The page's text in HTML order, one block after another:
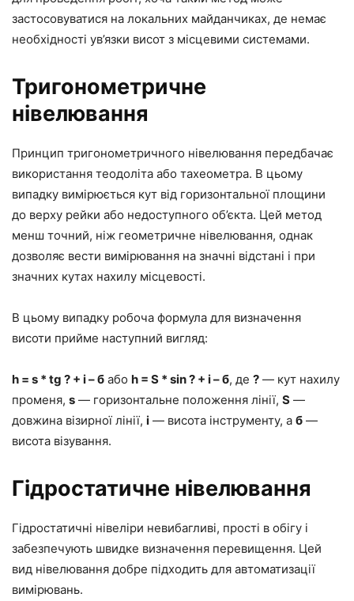
застосовуватися на локальних майданчиках, де немає
необхідності ув’язки висот з місцевими системами.
Тригонометричне
нівелювання
Принцип тригонометричного нівелювання передбачає
використання теодоліта або тахеометра. В цьому
випадку вимірюється кут від горизонтальної площини
до верху рейки або недоступного об’єкта. Цей метод
менш точний, ніж геометричне нівелювання, однак
дозволяє вести вимірювання на значні відстані і при
значних кутах нахилу місцевості.
В цьому випадку робоча формула для визначення
висоти прийме наступний вигляд:
h = s * tg ? + i – б або h = S * sin ? + i – б, де ? — кут нахилу
променя, s — горизонтальне положення лінії, S —
довжина візирної лінії, i — висота інструменту, а б —
висота візування.
Гідростатичне нівелювання
Гідростатичні нівеліри невибагливі, прості в обігу і
забезпечують швидке визначення перевищення. Цей
вид нівелювання добре підходить для автоматизації
вимірювань.